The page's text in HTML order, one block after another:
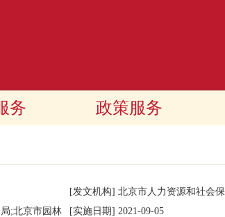
务 政策服务
[发文机构] 北京市人力资源和社会
;北京市园林
[实施日期] 2021-09-05